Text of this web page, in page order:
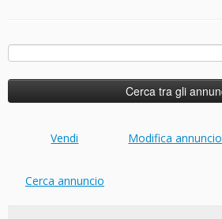
Ricerca
Vendi Modifica annuncio
Cerca annuncio